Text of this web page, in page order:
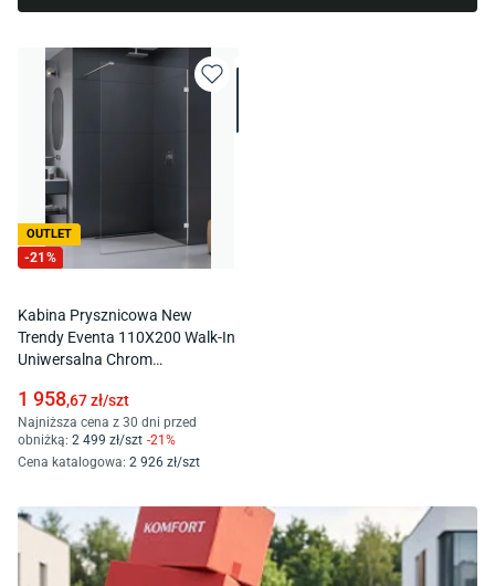
OUTLET
-21 %
Kabina Prysznicowa New
Trendy Eventa 110X200 Walk-In
Uniwersalna Chrom
1 958,67zł/szt
Najniższa cena z 30 dni przed
obniżką: 2 499 zł/szt -21 %
Cena katalogowa: 2 926 zł/szt